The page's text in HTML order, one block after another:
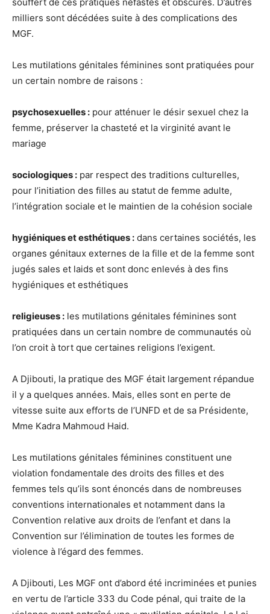
milliers sont décédées suite à des complications des
MGF.
Les mutilations génitales féminines sont pratiquées pour
un certain nombre de raisons :
psychosexuelles : pour atténuer le désir sexuel chez la
femme, préserver la chasteté et la virginité avant le
mariage
sociologiques : par respect des traditions culturelles,
pour l’initiation des filles au statut de femme adulte,
l’intégration sociale et le maintien de la cohésion sociale
hygiéniques et esthétiques : dans certaines sociétés, les
organes génitaux externes de la fille et de la femme sont
jugés sales et laids et sont donc enlevés à des fins
hygiéniques et esthétiques
religieuses : les mutilations génitales féminines sont
pratiquées dans un certain nombre de communautés où
l’on croit à tort que certaines religions l’exigent.
A Djibouti, la pratique des MGF était largement répandue
il y a quelques années. Mais, elles sont en perte de
vitesse suite aux efforts de l’UNFD et de sa Présidente,
Mme Kadra Mahmoud Haid.
Les mutilations génitales féminines constituent une
violation fondamentale des droits des filles et des
femmes tels qu’ils sont énoncés dans de nombreuses
conventions internationales et notamment dans la
Convention relative aux droits de l’enfant et dans la
Convention sur l’élimination de toutes les formes de
violence à l’égard des femmes.
A Djibouti, Les MGF ont d’abord été incriminées et punies
en vertu de l’article 333 du Code pénal, qui traite de la